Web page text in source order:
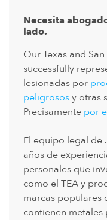
Necesita
lado.
Our Texas and
successfully
lesionadas por
peligrososy otras
Precisamente por
El equipo legal de
años de
personales que
como el TEA y
marcas populares
contienen metales